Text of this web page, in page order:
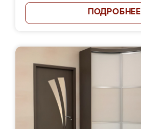
ПОДРОБНЕЕ